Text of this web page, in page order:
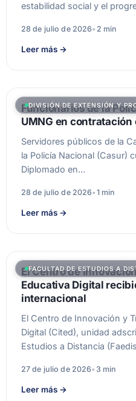
estabilidad social y el
28 de julio de 2026• 2 min
Leer más →
DIVISIÓN DE EXTENSIÓN Y
Funcionarios de la
UMNG en contratación
Servidores públicos de la
la Policía Nacional (Casur)
Diplomado en…
28 de julio de 2026• 1 min
Leer más →
FACULTAD DE ESTUDIOS A
El Centro de
Educativa Digital
internacional
El Centro de Innovación y
Digital (Cited), unidad
Estudios a Distancia
27 de julio de 2026• 3 min
Leer más →